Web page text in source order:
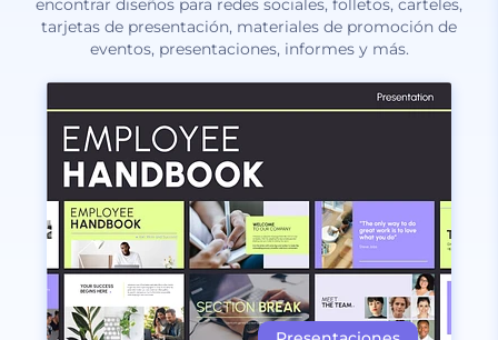
encontrar diseños para redes sociales, folletos, carteles,
tarjetas de presentación, materiales de promoción de
eventos, presentaciones, informes y más.